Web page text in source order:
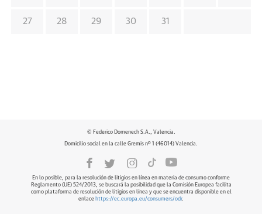
27 28 29 30 31
© Federico Domenech S.A., Valencia.
Domicilio social en la calle Gremis nº 1 (46014) Valencia.
En lo posible, para la resolución de litigios en línea en materia de consumo conforme
Reglamento (UE) 524/2013, se buscará la posibilidad que la Comisión Europea facilita
como plataforma de resolución de litigios en línea y que se encuentra disponible en el
enlace https://ec.europa.eu/consumers/odr.